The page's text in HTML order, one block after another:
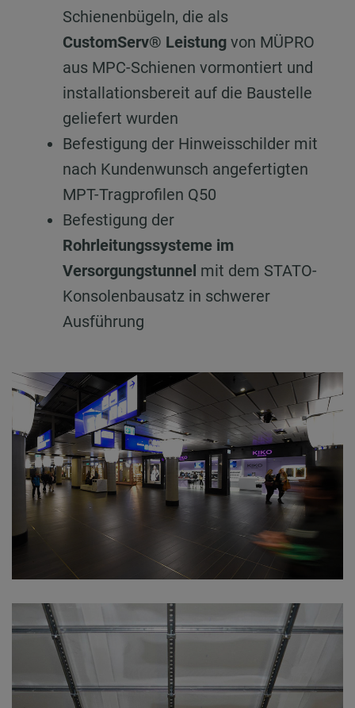
Schienenbügeln, die als
CustomServ® Leistung von MÜPRO
aus MPC-Schienen vormontiert und
installationsbereit auf die Baustelle
geliefert wurden
Befestigung der Hinweisschilder mit
nach Kundenwunsch angefertigten
MPT-Tragprofilen Q50
Befestigung der
Rohrleitungssysteme im
Versorgungstunnel mit dem STATO-
Konsolenbausatz in schwerer
Ausführung